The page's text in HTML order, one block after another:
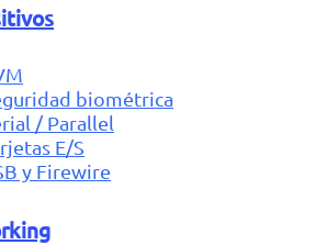
biométrica
/ Parallel
E/S
y Firewire